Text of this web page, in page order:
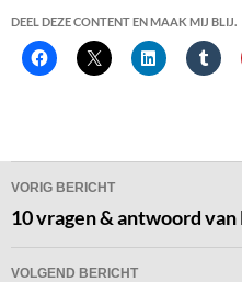
DEEL DEZE CONTENT EN MAAK MIJ BLIJ.
Bericht
navigatie
VORIG BERICHT
10 vragen & antwoord
VOLGEND BERICHT